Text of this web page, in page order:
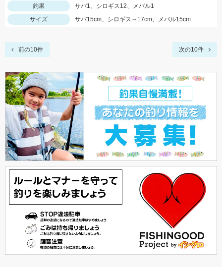
釣果
サバ1、シロギス12、メバル1
サイズ
サバ15cm、シロギス～17cm、メバル15cm
前の10件 次の10件